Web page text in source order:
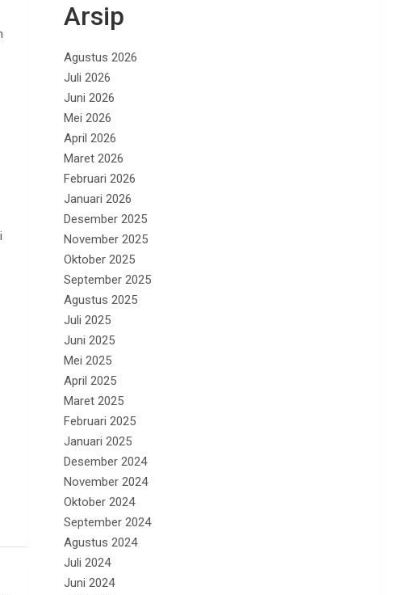
Arsip
Agustus 2026
Juli 2026
Juni 2026
Mei 2026
April 2026
Maret 2026
Februari 2026
Januari 2026
Desember 2025
November 2025
Oktober 2025
September 2025
Agustus 2025
Juli 2025
Juni 2025
Mei 2025
April 2025
Maret 2025
Februari 2025
Januari 2025
Desember 2024
November 2024
Oktober 2024
September 2024
Agustus 2024
Juli 2024
Juni 2024